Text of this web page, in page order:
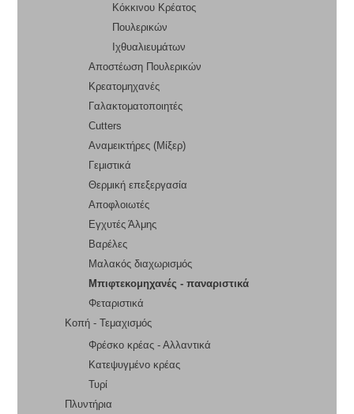
Κόκκινου Κρέατος
Πουλερικών
Ιχθυαλιευμάτων
Αποστέωση Πουλερικών
Κρεατομηχανές
Γαλακτοματοποιητές
Cutters
Αναμεικτήρες (Μίξερ)
Γεμιστικά
Θερμική επεξεργασία
Αποφλοιωτές
Εγχυτές Άλμης
Βαρέλες
Μαλακός διαχωρισμός
Μπιφτεκομηχανές - παναριστικά
Φεταριστικά
Κοπή - Τεμαχισμός
Φρέσκο κρέας - Αλλαντικά
Κατεψυγμένο κρέας
Τυρί
Πλυντήρια